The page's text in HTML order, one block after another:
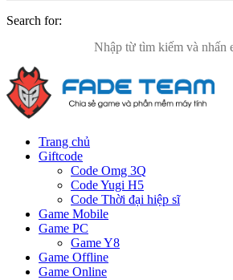
Search for:
Trang chủ
Giftcode
Code Omg 3Q
Code Yugi H5
Code Thời đại hiệp sĩ
Game Mobile
Game PC
Game Y8
Game Offline
Game Online